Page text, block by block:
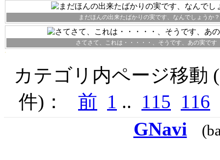
まだほんの出来たばかりの実です、なんでしょうか？
さてさて、これは・・・・・、そうです、あの実です
カテゴリ内ページ移動
件)： 前 1 .. 115 116
GNavi